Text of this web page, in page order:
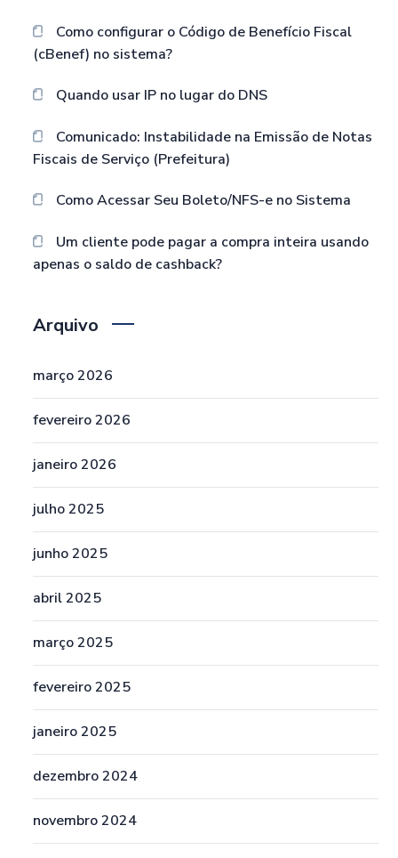
Como configurar o Código de Benefício Fiscal
(cBenef) no sistema?
Quando usar IP no lugar do DNS
Comunicado: Instabilidade na Emissão de Notas
Fiscais de Serviço (Prefeitura)
Como Acessar Seu Boleto/NFS-e no Sistema
Um cliente pode pagar a compra inteira usando
apenas o saldo de cashback?
Arquivo
março 2026
fevereiro 2026
janeiro 2026
julho 2025
junho 2025
abril 2025
março 2025
fevereiro 2025
janeiro 2025
dezembro 2024
novembro 2024